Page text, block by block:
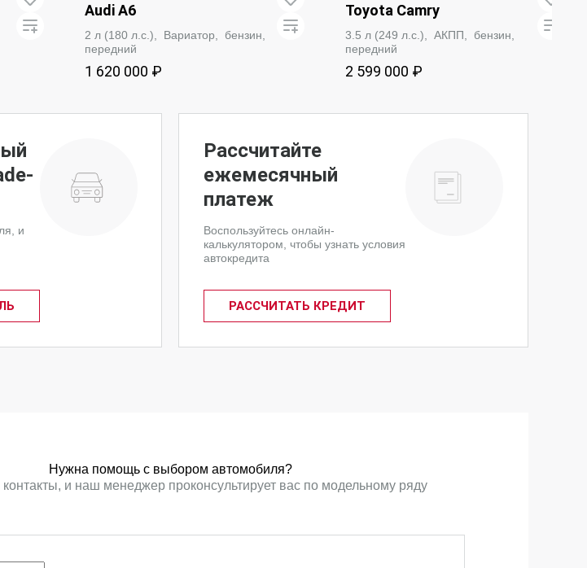
Audi A6
2 л (180 л.с.), Вариатор, бензин,
передний
1 620 000 ₽
Toyota Camry
3.5 л (249 л.с.), АКПП, бензин,
передний
2 599 000 ₽
и
Рассчитайте
ежемесячный
платеж
Воспользуйтесь онлайн-
калькулятором, чтобы узнать условия
автокредита
РАССЧИТАТЬ КРЕДИТ
Нужна помощь с выбором автомобиля?
контакты, и наш менеджер проконсультирует вас по модельному ряду